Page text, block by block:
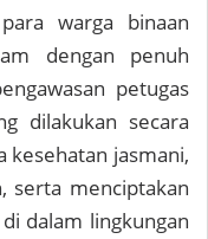
warga binaan
dengan penuh
petugas
dilakukan secara
jasmani,
serta menciptakan
dalam lingkungan